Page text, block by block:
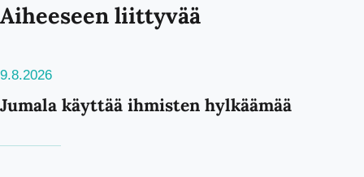
Aiheeseen liittyvää
9.8.2026
Jumala käyttää ihmisten hylkäämää